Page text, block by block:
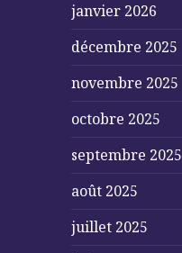
janvier 2026
décembre 2025
novembre 2025
octobre 2025
septembre 2025
août 2025
juillet 2025